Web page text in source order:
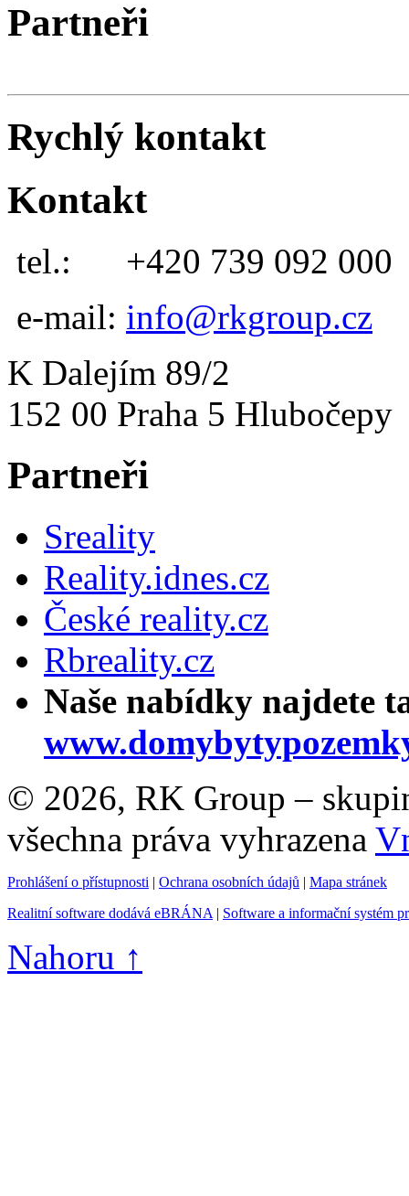
Partneři
Rychlý kontakt
Kontakt
tel.: +420 739 092 000
e-mail: info@rkgroup.cz
K Dalejím 89/2
152 00 Praha 5 Hlubočepy
Partneři
Sreality
Reality.idnes.cz
České reality.cz
Rbreality.cz
Naše nabídky najdete
© 2026, RK Group –
všechna práva vyhrazena
Prohlášení o přístupnosti | Ochrana osobních údajů | Mapa stránek
Realitní software dodává eBRÁNA | Software a informační systém
Nahoru ↑